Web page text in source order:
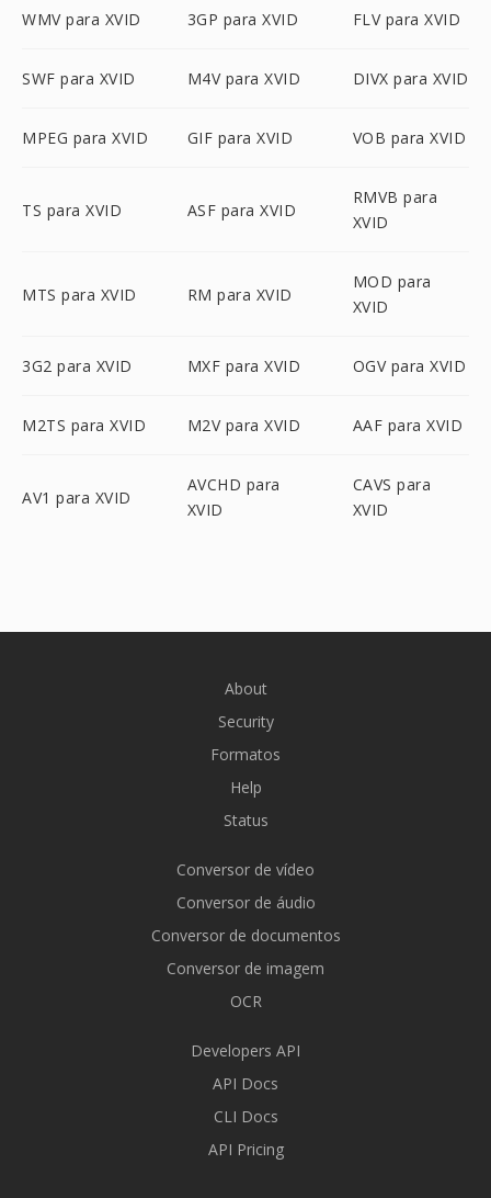
WMV para XVID 3GP para XVID FLV para XVID
SWF para XVID M4V para XVID DIVX para XVID
MPEG para XVID GIF para XVID VOB para XVID
TS para XVID ASF para XVID
RMVB para
XVID
MTS para XVID RM para XVID
MOD para
XVID
3G2 para XVID MXF para XVID OGV para XVID
M2TS para XVID M2V para XVID AAF para XVID
AV1 para XVID
AVCHD para
XVID
CAVS para
XVID
About
Security
Formatos
Help
Status
Conversor de vídeo
Conversor de áudio
Conversor de documentos
Conversor de imagem
OCR
Developers API
API Docs
CLI Docs
API Pricing